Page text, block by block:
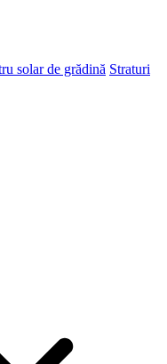
solar de grădină Straturi